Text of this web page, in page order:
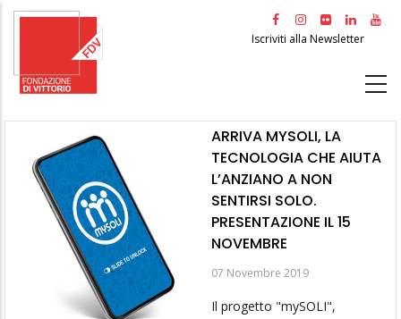
Salta
principale
Iscriviti alla Newsletter
ARRIVA MYSOLI, LA
TECNOLOGIA CHE AIUTA
L’ANZIANO A NON
SENTIRSI SOLO.
PRESENTAZIONE IL 15
NOVEMBRE
07 Novembre 2019
Il progetto "mySOLI",